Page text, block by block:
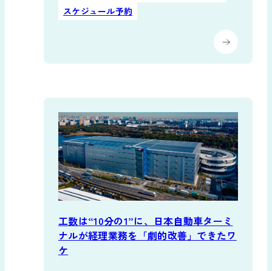
スケジュール予約
工数は“10分の1”に、日本自動車ターミ
ナルが経理業務を「劇的改善」できたワ
ケ